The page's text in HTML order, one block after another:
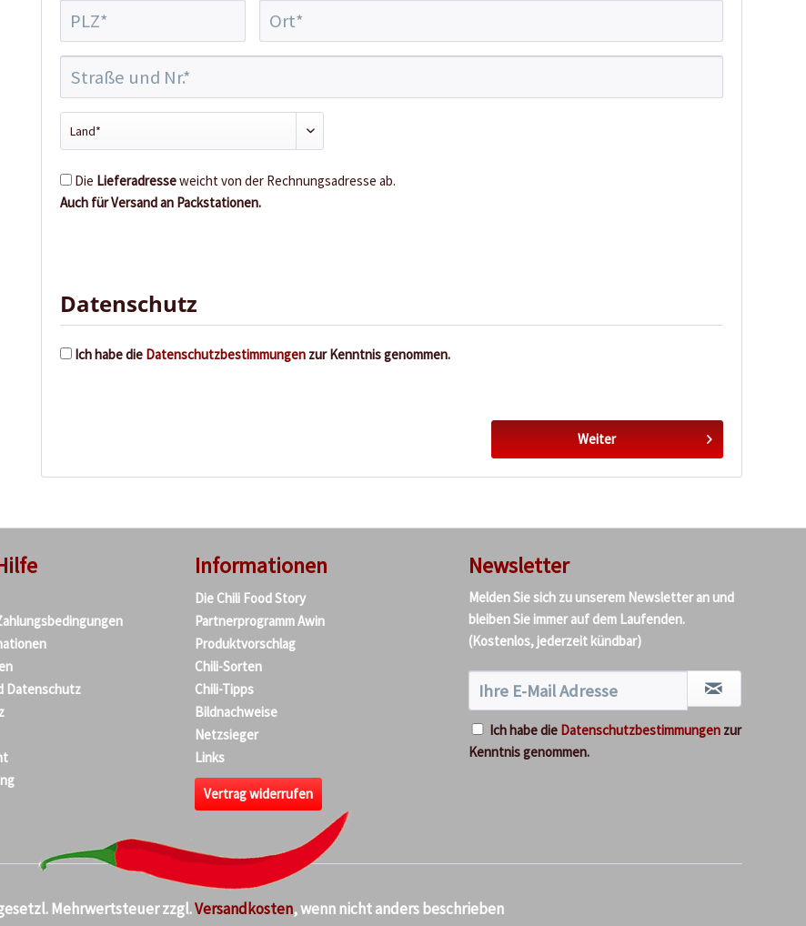
Die Lieferadresseweicht von der Rechnungsadresse ab.
Auch für Versand an Packstationen.
Datenschutz
Ich habe die Datenschutzbestimmungen zur Kenntnis genommen.
Weiter
Datenschutz
Informationen
Die Chili Food Story
Partnerprogramm Awin
Produktvorschlag
Chili-Sorten
Chili-Tipps
Bildnachweise
Netzsieger
Links
Vertrag widerrufen
Newsletter
Melden Sie sich zu unserem Newsletter an und
bleiben Sie immer auf dem Laufenden.
(Kostenlos, jederzeit kündbar)
Ich habe die Datenschutzbestimmungen zur
Kenntnis genommen.
Mehrwertsteuer zzgl.Versandkosten, wenn nicht anders beschrieben